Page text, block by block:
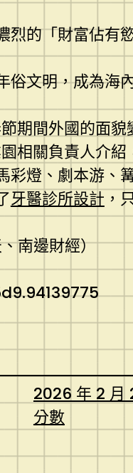
烈的「財富佔有
俗文明，成為海
期間外國的面
相關負責人介
彩燈、劇本游、
牙醫診所設計 ，
南邊財經）
2026 年 2 月
分數